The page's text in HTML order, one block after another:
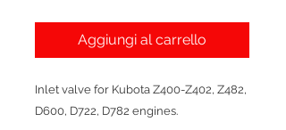
Aggiungi al carrello
Inlet valve for Kubota Z400-Z402, Z482,
D600, D722, D782 engines.